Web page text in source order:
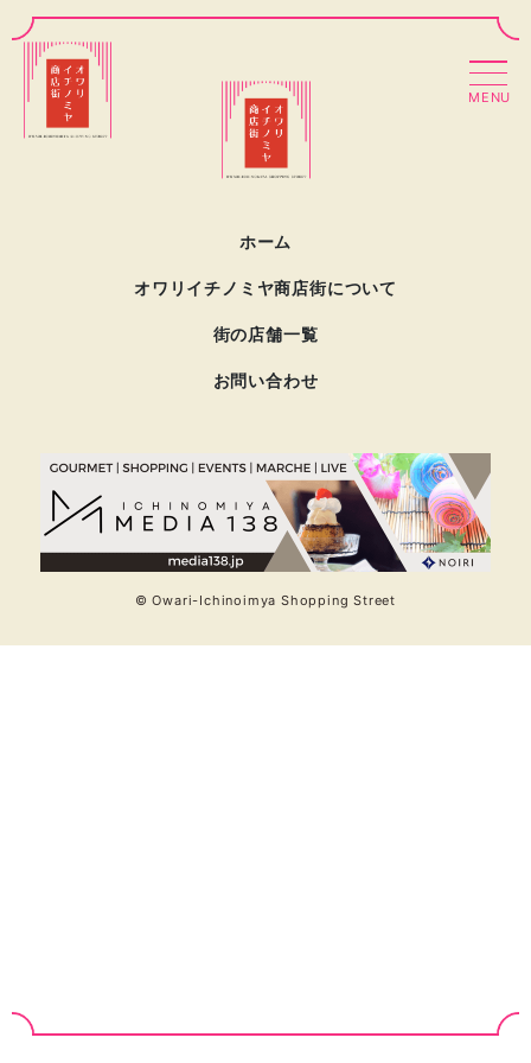
MENU
ホーム
オワリイチノミヤ商店街について
街の店舗一覧
お問い合わせ
© Owari-Ichinoimya Shopping Street